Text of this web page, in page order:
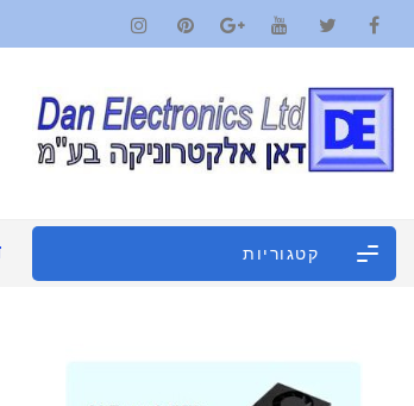
קטגוריות